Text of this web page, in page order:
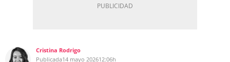
Cristina Rodrigo
Publicada14 mayo 202612:06h